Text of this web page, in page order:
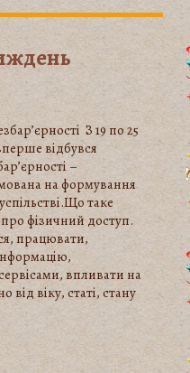
З 19 по 25
відбувся
–
на формування
таке
фізичний доступ.
працювати,
впливати на
віку, статі, стану